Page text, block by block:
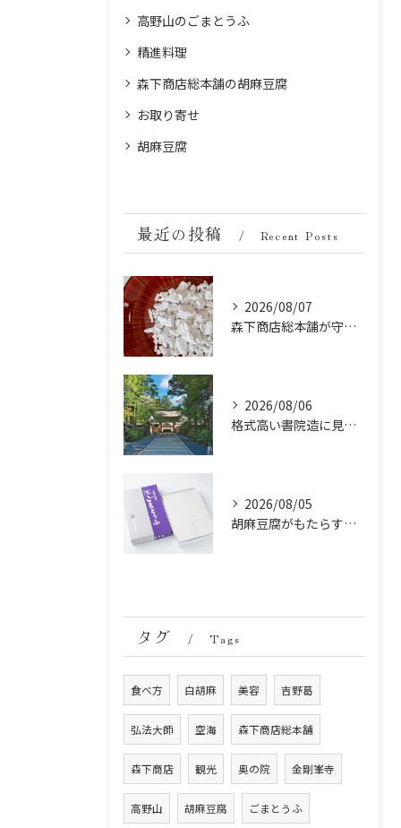
高野山のごまとうふ
精進料理
森下商店総本舗の胡麻豆腐
お取り寄せ
胡麻豆腐
最近の投稿 Recent Posts
2026/08/07
森下商店総本舗が守り続ける伝統の胡麻豆腐に使う吉野葛の純度と効能
2026/08/06
格式高い書院造に見る金剛峯寺の中世から近世への変遷
2026/08/05
胡麻豆腐がもたらす美肌の秘密：ビタミンEと抗酸化成分の力
タグ Tags
食べ方 白胡麻 美容 吉野葛
弘法大師 空海 森下商店総本舗
森下商店 観光 奥の院 金剛峯寺
高野山 胡麻豆腐 ごまとうふ